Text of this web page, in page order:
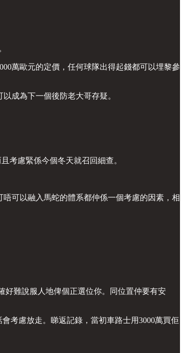
萬歐元的定價，任何球隊出得起錢都可以埋黎參
成為下一個後防老大哥存疑。
考慮緊係今個冬天就召回細查。
可以融入馬蛇的體系都仲係一個考慮的因素，相
好難說服人地俾個正選位你。同位置仲要有安
考慮放走。睇返記錄，當初車路士用3000萬買佢